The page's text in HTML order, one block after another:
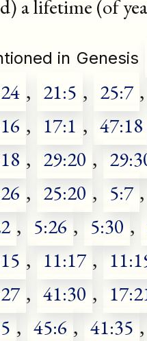
a lifetime (of
in Genesis
, 21:5 , 25:7 ,
, 17:1 , 47:18
, 29:20 ,
, 25:20 , 5:7 ,
, 5:26 , 5:30 ,
, 11:17 ,
, 41:30 ,
, 45:6 , 41:35 ,